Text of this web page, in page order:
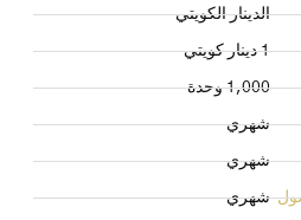
الدينار الكويتي
1 دينار كويتي
1,000 وحدة
شهري
شهري
شهري